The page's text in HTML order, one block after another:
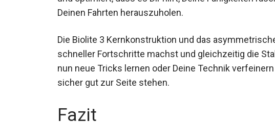
aus Deinen Fahrten herauszuholen.
Die Biolite 3 Kernkonstruktion und das
schneller Fortschritte machst und gleichzeitig die
nun neue Tricks lernen oder Deine Technik
sicher gut zur Seite stehen.
Fazit